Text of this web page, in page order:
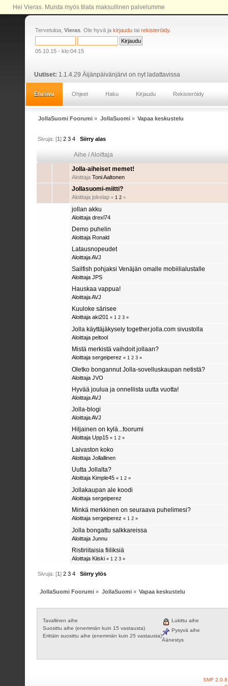
Hei Vieras. Muista myös tilata maksullinen palvelumme
Tervetuloa, Vieras. Ole hyvä ja kirjaudu tai rekisteröidy.
05.10.15 - klo:04:15
Uutiset: 1.1.4.29 Äijänpäivänjärvi on nyt ladattavissa
Etusivu Ohjeet Haku Kirjaudu Rekisteröidy
JollaSuomi Foorumi » JollaSuomi» Vapaa keskustelu
Sivuja: [1]2 3 4 Siirry alas
Aihe /Aloittaja
Jolla-aiheiset memet!
Aloittaja Toni Aaltonen
Jollasuomi-miitti?
Aloittaja jokelap « 1 2 »
jollan akku
Aloittaja drexl74
Demo puhelin
Aloittaja Ronald
Latausnopeudet
AloittajaAVJ
Sailfish pohjaksi Venäjän omalle mobiilialustalle
Aloittaja JPS
Hauskaa vappua!
AloittajaAVJ
Kuuloke särisee
Aloittaja aki201 « 1 2 3 »
Jolla käyttäjäkysely together.jolla.com sivustolla
Aloittaja peltool
Mistä merkistä vaihdoit jollaan?
Aloittaja sergeiperez « 1 2 3 »
Oletko bongannut Jolla-sovelluskaupan netistä?
Aloittaja JVO
Hyvää joulua ja onnellista uutta vuotta!
AloittajaAVJ
Jolla-blogi
AloittajaAVJ
Hiljainen on kylä...foorumi
Aloittaja Upp15 « 1 2 »
Laivaston koko
Aloittaja Jollallinen
Uutta Jollalta?
Aloittaja Kimple45 « 1 2 »
Jollakaupan ale koodi
Aloittaja sergeiperez
Minkä merkkinen on seuraava puhelimesi?
Aloittaja sergeiperez « 1 2 »
Jolla bongattu salkkareissa
Aloittaja Junnu
Ristiriitaisia fiiliksiä
Aloittaja Kiiski « 1 2 3 »
Sivuja: [1]2 3 4 Siirry ylös
JollaSuomi Foorumi » JollaSuomi» Vapaa keskustelu
Tavallinen aihe
Suosittu aihe (enemmän kuin 15 vastausta)
Erittäin suosittu aihe (enemmän kuin 25 vastausta)
Lukittu aihe
Pysyvä aihe
Äänestys
SMF 2.0.8